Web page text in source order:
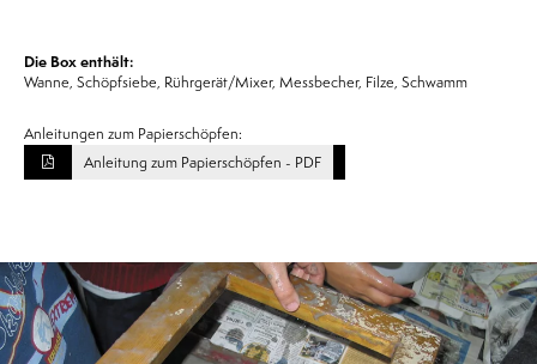
Die Box enthält:
Wanne, Schöpfsiebe, Rührgerät/Mixer, Messbecher, Filze, Schwamm
Anleitungen zum Papierschöpfen:
Anleitung zum Papierschöpfen - PDF